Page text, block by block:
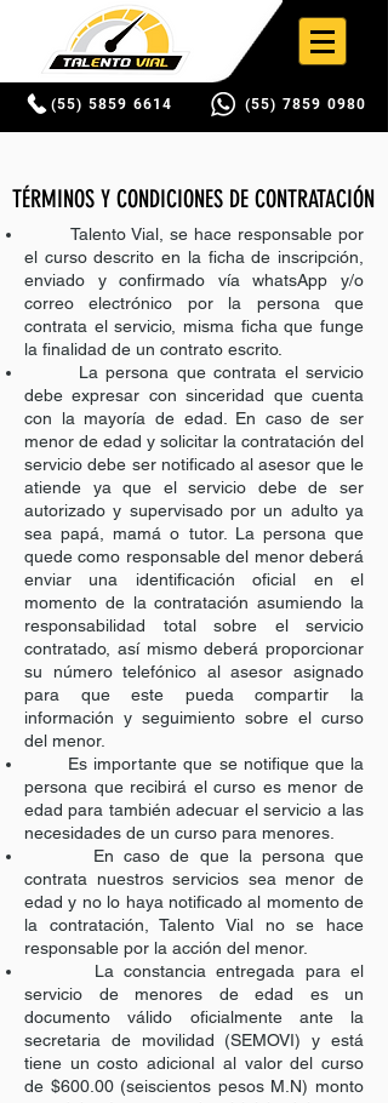
(55) 5859 6614 (55) 7859 0980
TÉRMINOS Y CONDICIONES DE CONTRATACIÓN
Talento Vial, se hace responsable por
el curso descrito en la ficha de inscripción,
enviado y confirmado vía whatsApp y/o
correo electrónico por la persona que
contrata el servicio, misma ficha que funge
la finalidad de un contrato escrito.
La persona que contrata el servicio
debe expresar con sinceridad que cuenta
con la mayoría de edad. En caso de ser
menor de edad y solicitar la contratación del
servicio debe ser notificado al asesor que le
atiende ya que el servicio debe de ser
autorizado y supervisado por un adulto ya
sea papá, mamá o tutor. La persona que
quede como responsable del menor deberá
enviar una identificación oficial en el
momento de la contratación asumiendo la
responsabilidad total sobre el servicio
contratado, así mismo deberá proporcionar
su número telefónico al asesor asignado
para que este pueda compartir la
información y seguimiento sobre el curso
del menor.
Es importante que se notifique que la
persona que recibirá el curso es menor de
edad para también adecuar el servicio a las
necesidades de un curso para menores.
En caso de que la persona que
contrata nuestros servicios sea menor de
edad y no lo haya notificado al momento de
la contratación, Talento Vial no se hace
responsable por la acción del menor.
La constancia entregada para el
servicio de menores de edad es un
documento válido oficialmente ante la
secretaria de movilidad (SEMOVI) y está
tiene un costo adicional al valor del curso
de $600.00 (seiscientos pesos M.N) monto